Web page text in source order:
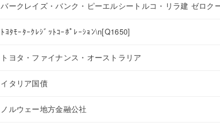
バークレイズ・バンク・ピーエルシートルコ・リラ建 ゼロク
ﾄﾖﾀﾓｰﾀｰｸﾚｼﾞｯﾄｺｰﾎﾟﾚｰｼｮﾝ\n[Q1650]
トヨタ・ファイナンス・オーストラリア
イタリア国債
ノルウェー地方金融公社